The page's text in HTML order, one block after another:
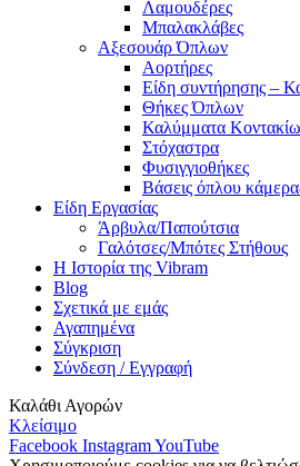
Λαμουδέρες
Μπαλακλάβες
Αξεσουάρ Όπλων
Αορτήρες
Είδη συντήρησης –
Θήκες Όπλων
Καλύμματα
Στόχαστρα
Φυσιγγιοθήκες
Βάσεις όπλου
Είδη Εργασίας
Άρβυλα/Παπούτσια
Γαλότσες/Μπότες Στήθους
Η Ιστορία της Vibram
Blog
Σχετικά με εμάς
Αγαπημένα
Σύγκριση
Σύνδεση / Εγγραφή
Καλάθι Αγορών
Κλείσιμο
Facebook InstagramYouTube